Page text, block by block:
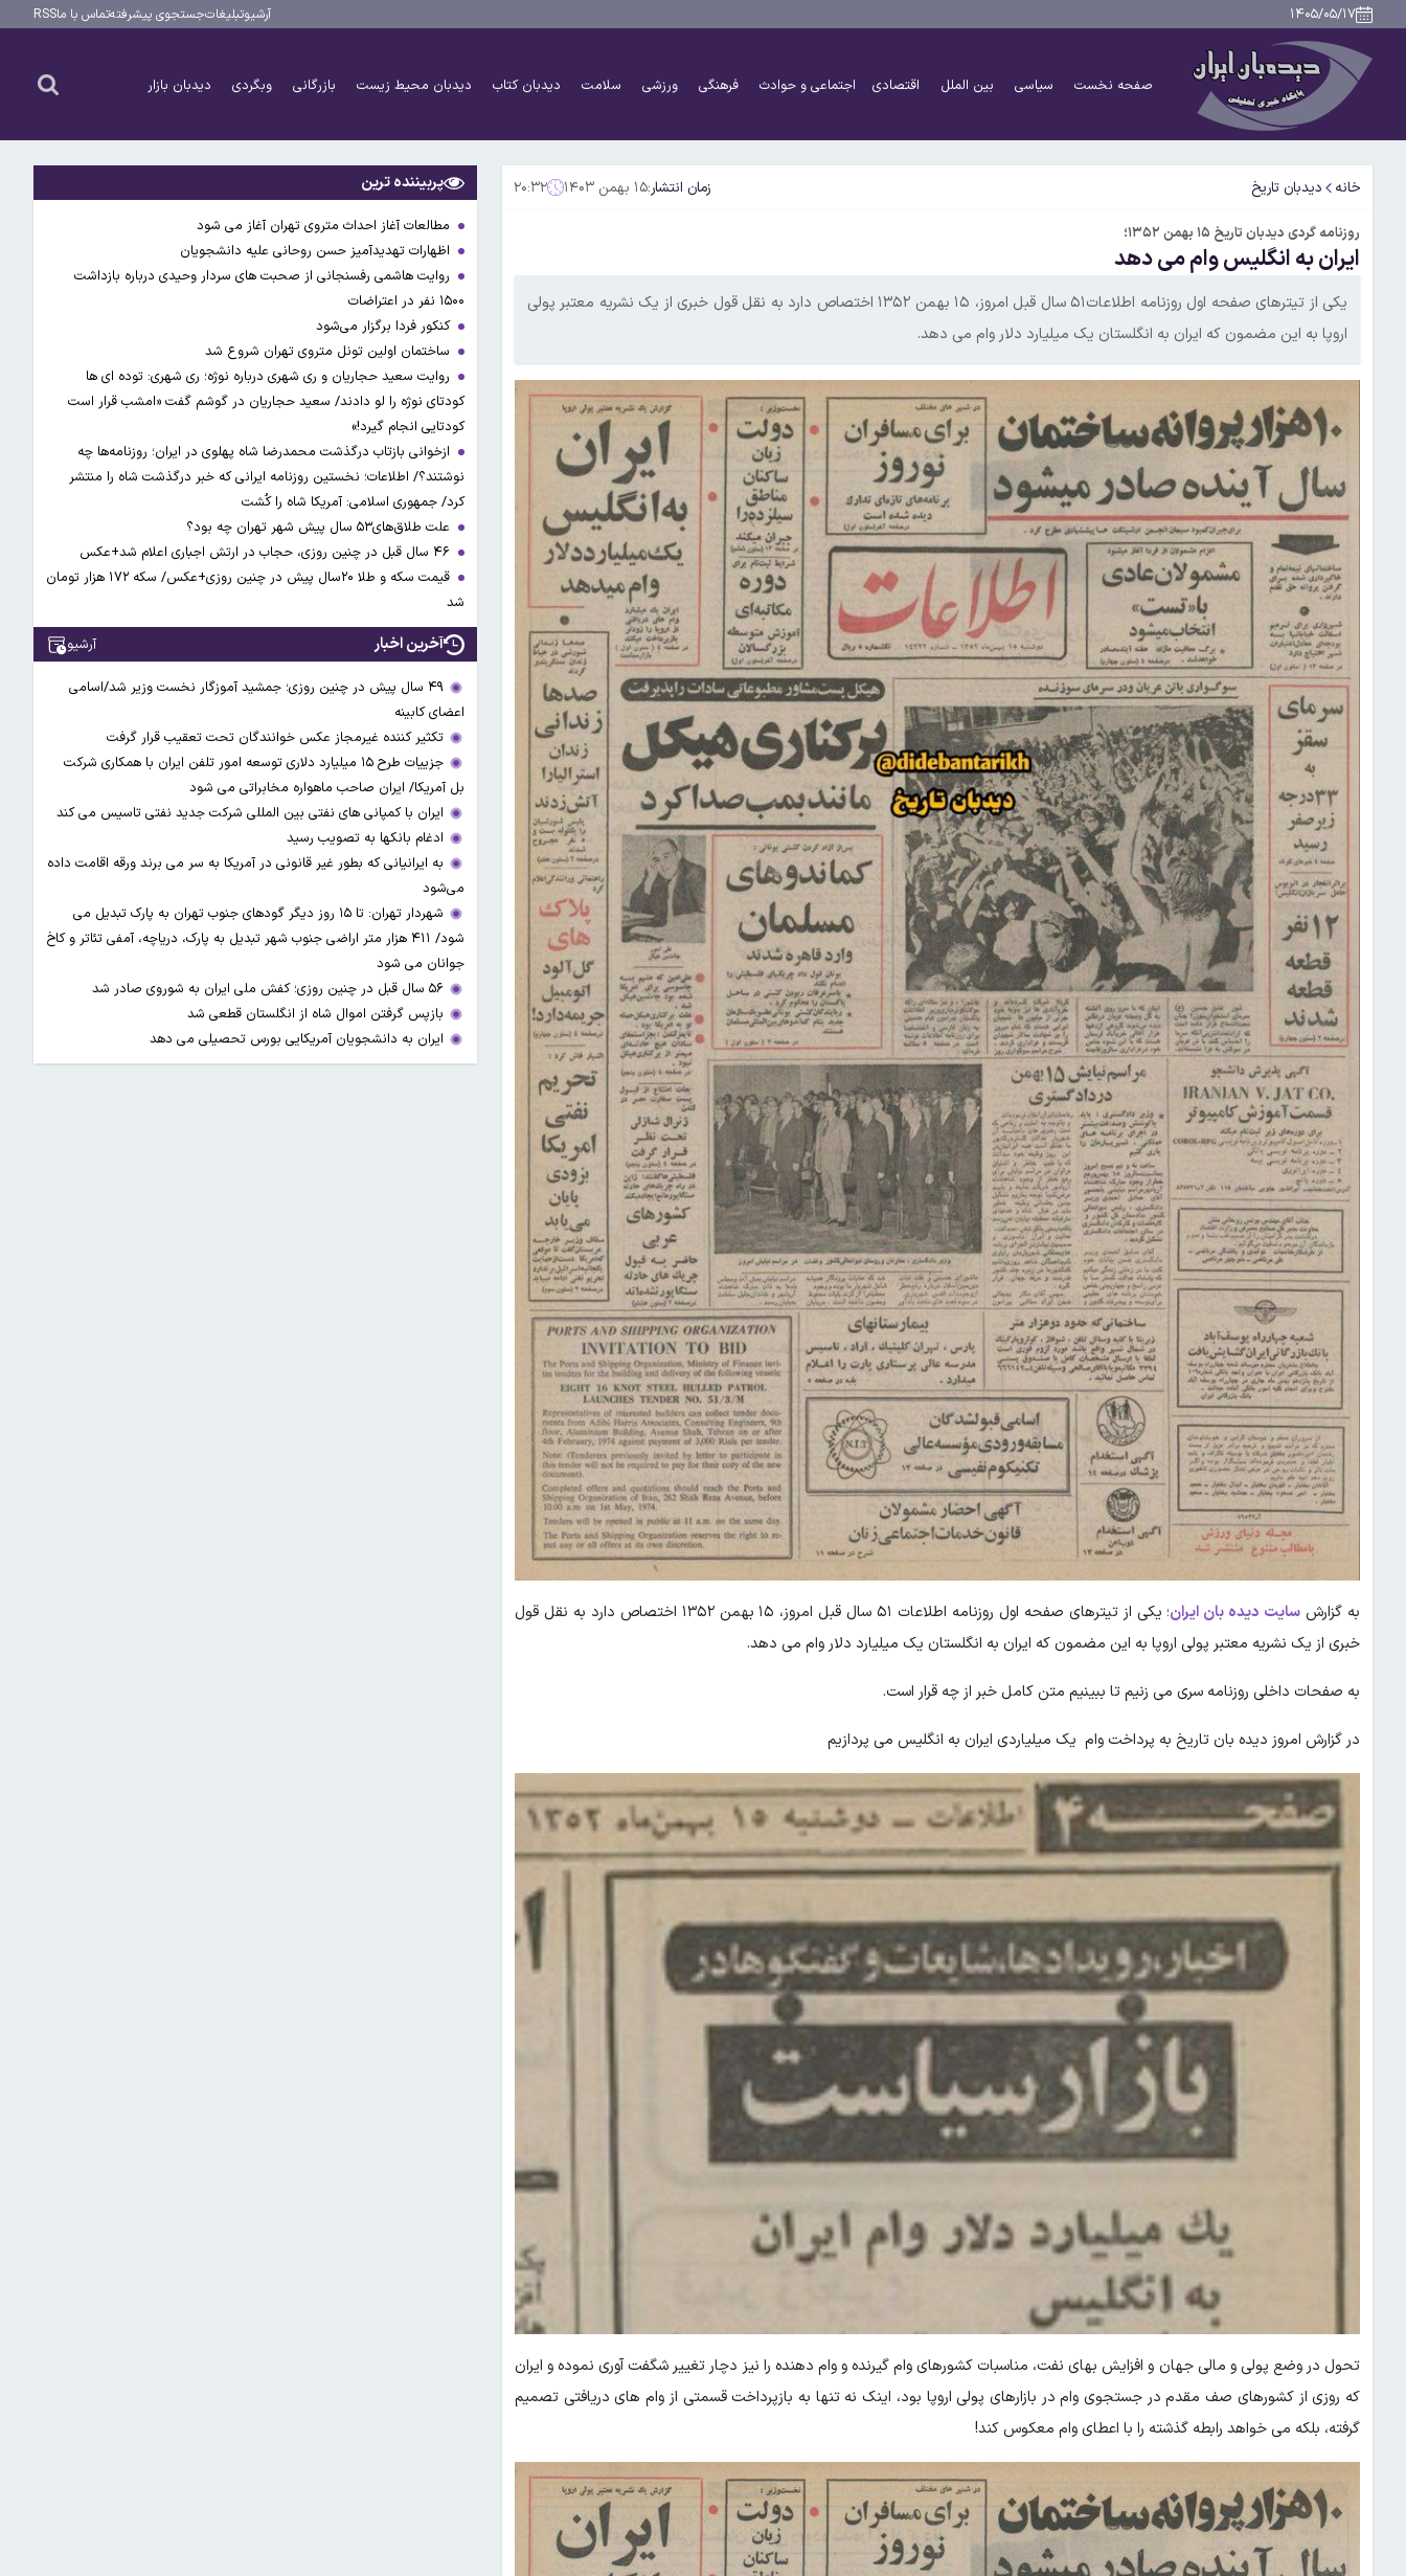
۱۴۰۵/۰۵/۱۷ آرشیوتبلیغاتجستجوی پیشرفتهتماس با ماRSS
صفحه نخست سیاسی بین الملل اقتصادی اجتماعی و حوادث فرهنگی ورزشی سلامت دیدبان کتاب دیدبان محیط زیست بازرگانی وبگردی دیدبان بازار
خانه دیدبان تاریخ زمان انتشار:۱۵ بهمن ۱۴۰۳ ۲۰:۳۲
روزنامه گردی دیدبان تاریخ ۱۵ بهمن ۱۳۵۲؛
ایران به انگلیس وام می دهد
یکی از تیترهای صفحه اول روزنامه اطلاعات۵۱ سال قبل امروز، ۱۵ بهمن ۱۳۵۲ اختصاص دارد به نقل قول خبری از یک نشریه معتبر پولی
اروپا به این مضمون که ایران به انگلستان یک میلیارد دلار وام می دهد.
به گزارش سایت دیده بان ایران
؛ یکی از تیترهای صفحه اول روزنامه اطلاعات ۵۱ سال قبل امروز، ۱۵ بهمن ۱۳۵۲ اختصاص دارد به نقل قول
خبری از یک نشریه معتبر پولی اروپا به این مضمون که ایران به انگلستان یک میلیارد دلار وام می دهد.
به صفحات داخلی روزنامه سری می زنیم تا ببینیم متن کامل خبر از چه قرار است.
در گزارش امروز دیده بان تاریخ به پرداخت وام یک میلیاردی ایران به انگلیس می پردازیم
تحول در وضع پولی و مالی جهان و افزایش بهای نفت، مناسبات کشورهای وام گیرنده و وام دهنده را نیز دچار تغییر شگفت آوری نموده و ایران
که روزی از کشورهای صف مقدم در جستجوی وام در بازارهای پولی اروپا بود، اینک نه تنها به بازپرداخت قسمتی از وام های دریافتی تصمیم
گرفته، بلکه می خواهد رابطه گذشته را با اعطای وام معکوس کند!
پربیننده ترین
مطالعات آغاز احداث متروی تهران آغاز می شود
اظهارات تهدیدآمیز حسن روحانی علیه دانشجویان
روایت هاشمی رفسنجانی از صحبت های سردار وحیدی درباره بازداشت
۱۵۰۰ نفر در اعتراضات
کنکور فردا برگزار می‌شود
ساختمان اولین تونل متروی تهران شروع شد
روایت سعید حجاریان و ری شهری درباره نوژه؛ ری شهری: توده ای ها
کودتای نوژه را لو دادند/ سعید حجاریان در گوشم گفت «امشب قرار است
کودتایی انجام گیرد!»
ازخوانی بازتاب درگذشت محمدرضا شاه پهلوی در ایران؛ روزنامه‌ها چه
نوشتند؟/ اطلاعات؛ نخستین روزنامه ایرانی که خبر درگذشت شاه را منتشر
کرد/ جمهوری اسلامی: آمریکا شاه را کُشت
علت طلاق‌های۵۳ سال پیش شهر تهران چه بود؟
قیمت سکه و طلا ۲۰سال پیش در چنین روزی+عکس/ سکه ۱۷۲ هزار تومان
شد
آخرین اخبار آرشیو
۴۹ سال پیش در چنین روزی؛ جمشید آموزگار نخست وزیر شد/اسامی
اعضای کابینه
تکثیر کننده غیرمجاز عکس خوانندگان تحت تعقیب قرار گرفت
جزییات طرح ۱۵ میلیارد دلاری توسعه امور تلفن ایران با همکاری شرکت
بل آمریکا/ ایران صاحب ماهواره مخابراتی می شود
ایران با کمپانی های نفتی بین المللی شرکت جدید نفتی تاسیس می کند
ادغام بانکها به تصویب رسید
به ایرانیانی که بطور غیر قانونی در آمریکا به سر می برند ورقه اقامت داده
می‌شود
شهردار تهران: تا ۱۵ روز دیگر گودهای جنوب تهران به پارک تبدیل می
شود/ ۴۱۱ هزار متر اراضی جنوب شهر تبدیل به پارک، دریاچه، آمفی تئاتر و کاخ
جوانان می شود
۵۶ سال قبل در چنین روزی؛ کفش ملی ایران به شوروی صادر شد
بازپس گرفتن اموال شاه از انگلستان قطعی شد
ایران به دانشجویان آمریکایی بورس تحصیلی می دهد